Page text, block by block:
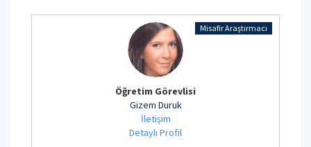
Misafir Araştırmacı
Öğretim Görevlisi
Gizem Duruk
İletişim
Detaylı Profil